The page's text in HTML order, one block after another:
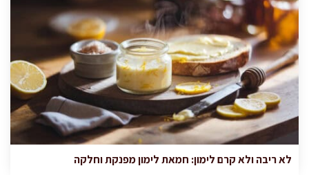
לא ריבה ולא קרם לימון: חמאת לימון מפנקת וחלקה